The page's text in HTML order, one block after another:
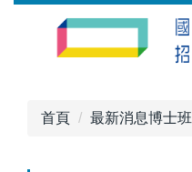
首頁 最新消息博士班